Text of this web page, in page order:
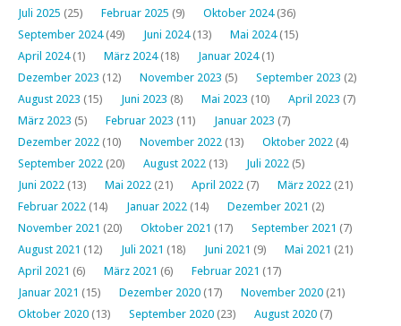
Juli 2025 (25) Februar 2025 (9) Oktober 2024(36)
September 2024(49) Juni 2024(13) Mai 2024(15)
April 2024(1) März 2024(18) Januar 2024(1)
Dezember 2023 (12) November 2023 (5) September 2023 (2)
August 2023 (15) Juni 2023 (8) Mai 2023 (10) April 2023 (7)
März 2023 (5) Februar 2023 (11) Januar 2023 (7)
Dezember 2022 (10) November 2022 (13) Oktober 2022 (4)
September 2022 (20) August 2022 (13) Juli 2022 (5)
Juni 2022 (13) Mai 2022 (21) April 2022 (7) März 2022 (21)
Februar 2022 (14) Januar 2022 (14) Dezember 2021 (2)
November 2021 (20) Oktober 2021 (17) September 2021 (7)
August 2021 (12) Juli 2021 (18) Juni 2021 (9) Mai 2021 (21)
April 2021 (6) März 2021 (6) Februar 2021 (17)
Januar 2021 (15) Dezember 2020 (17) November 2020 (21)
Oktober 2020 (13) September 2020 (23) August 2020 (7)